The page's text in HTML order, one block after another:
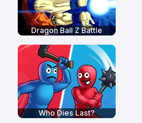
Dragon Ball Z Battle
Who Dies Last?